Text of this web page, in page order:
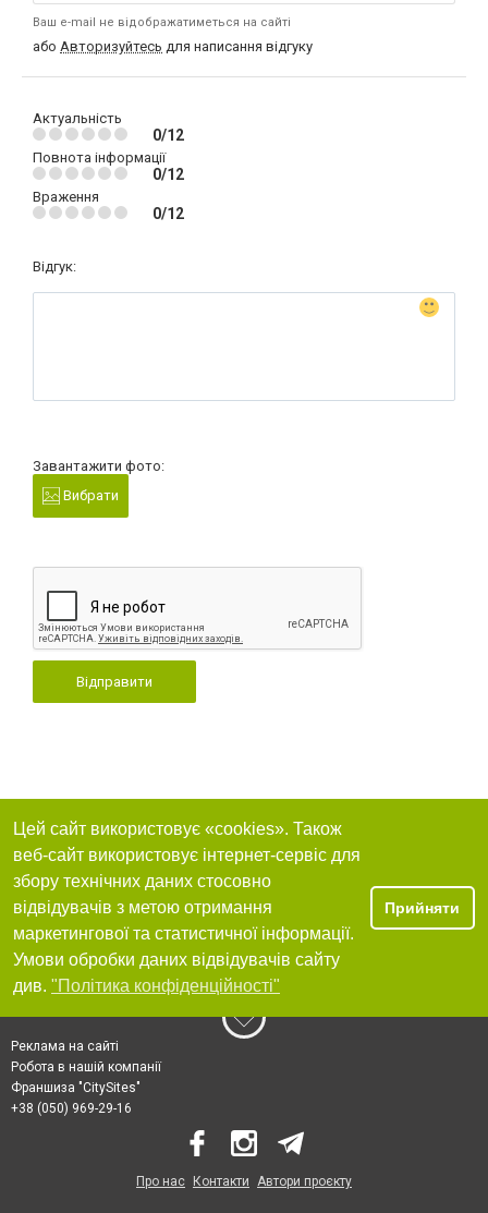
Ваш e-mail не відображатиметься на сайті
або Авторизуйтесь для написання відгуку
Актуальність
0/12
Повнота інформації
0/12
Враження
0/12
Відгук:
Завантажити фото:
Вибрати
Відправити
Цей сайт використовує «cookies». Також
веб-сайт використовує інтернет-сервіс для
збору технічних даних стосовно
відвідувачів з метою отримання
маркетингової та статистичної інформації.
Умови обробки даних відвідувачів сайту
див. "Політика конфіденційності"
Прийняти
Реклама на сайті
Робота в нашій компанії
Франшиза "CitySites"
+38 (050) 969-29-16
Про нас Контакти Автори проєкту